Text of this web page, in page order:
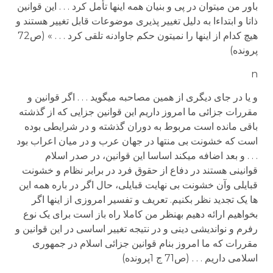
باور من می­توان در پی و بنیان همه اینها تأمل کرد . . . این قوانین
ذاتا و ابتداءا به دلیل تغییر پذیری موضوعات قابل تغییر هستند و
هیچ کدام از اینها را نمی­تون حکم جاوادنه تلقی کرد . . . » (ص72
پرونده)
n
و یا در جای دیگری از همین مصاحبه می­گوید . . . اگر قوانین و
مقررات جزائی ما امروز داریم این قوانین جزایی که از گذشته
باقی مانده است مربوط به دوران گذشته و در شرایطی بوده
است که خشونت بی منتها در جهان عرب و در میان اعراب بود
. . . و بعد اضافه می­کند اساسا این قوانین، در صدر اسلام
قوانینی هستند در دفاع از حقوق فرد در برابر نظام و خشونت
قبایلی وآن خشونت بی نهایت قبایلی، حال اگر در باره همه این
ها یک تجدید نظر بکنیم. تعریف و تفسیر امروزی از اینها اگر
بخواهیم ارائه دهیم به­نظر من کاملا راه باز است برای یک نوع
رفرم و نواندیشی دینی و در نتیجه تغییر اساسی در این قوانین و
مقررات که ما امروز بنام قوانین جزائی اسلام در جمهوری
اسلامی داریم . . . (ص71 ج 1پرونده)